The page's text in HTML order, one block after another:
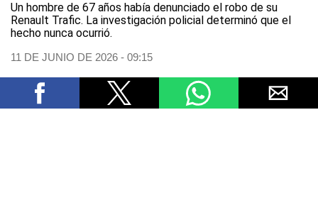
Un hombre de 67 años había denunciado el robo de su
Renault Trafic. La investigación policial determinó que el
hecho nunca ocurrió.
11 DE JUNIO DE 2026 - 09:15